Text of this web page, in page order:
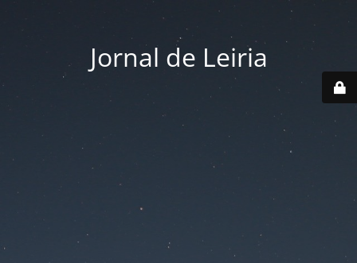
Jornal de Leiria